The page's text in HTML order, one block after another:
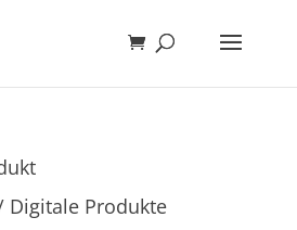
Digitale Produkte